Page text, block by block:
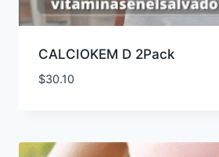
CALCIOKEM D 2Pack
$30.10